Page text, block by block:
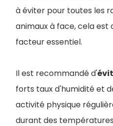
à éviter pour toutes les
animaux à face, cela est
facteur essentiel.
Il est recommandé d'
forts taux d'humidité et
activité physique
durant des